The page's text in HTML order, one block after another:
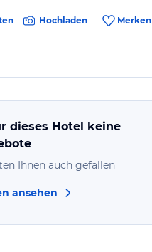
Hochladen Merken
dieses Hotel keine
Ihnen auch gefallen
ansehen